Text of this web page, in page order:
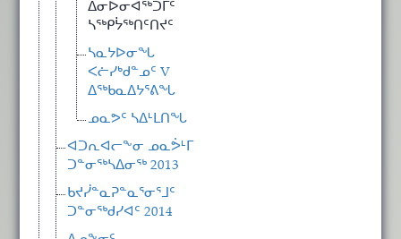
ᐃᓂᐅᓂᐊᖅᑐᒥᑦ
ᓴᖅᑭᔮᖅᑎᑦᑎᔪᑦ
ᓴᓇᔭᐅᓂᖓ
ᐸᓖᓯᒃᑯᓐᓄᑦ V
ᐃᖅᑲᓇᐃᔭᕐᕕᖓ
ᓄᓇᕗᑦ ᓴᐃᒻᒪᑎᖓ
ᐊᑐᕆᐊᓕᖕᓂ ᓄᓇᕘᒻᒥ
ᑐᓐᓂᖅᓴᐃᓂᖅ 2013
ᑲᔪᓰᓐᓇᕈᓐᓇᕐᓂᕐᒧᑦ
ᑐᓐᓂᖅᑯᓯᐊᑦ 2014